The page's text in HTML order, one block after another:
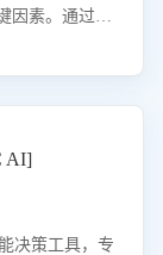
因素。通过AI
AI]
决策工具，专